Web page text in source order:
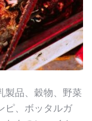
製品、穀物、野菜
ピ、ボッタルガ